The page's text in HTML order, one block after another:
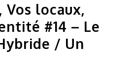
Vos locaux,
#14 – Le
/ Un